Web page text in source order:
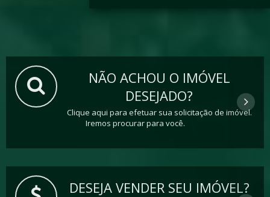
NÃO ACHOU O IMÓVEL
DESEJADO?
Clique aqui para efetuar sua solicitação de imóvel.
Iremos procurar para você.
DESEJA VENDER SEU IMÓVEL?